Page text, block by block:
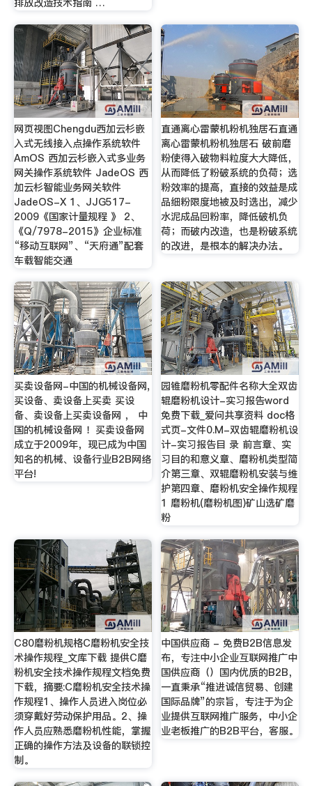
排放改造技术指南 …
网页视图Chengdu西加云杉嵌
入式无线接入点操作系统软件
AmOS 西加云杉嵌入式多业务
网关操作系统软件 JadeOS 西
加云杉智能业务网关软件
JadeOS-X 1、JJG517-
2009《国家计量规程 》 2、
《Q/7978-2015》企业标准
“移动互联网”、“天府通”配套
车载智能交通
直通离心雷蒙机粉机独居石直通
离心雷蒙机粉机独居石 破前磨
粉使得入破物料粒度大大降低，
从而降低了粉破系统的负荷；选
粉效率的提高，直接的效益是成
品细粉限度地被及时选出，减少
水泥成品回粉率，降低破机负
荷；而破内改造，也是粉破系统
的改进，是根本的解决办法。
买卖设备网-中国的机械设备网,
买设备、卖设备上买卖 买设
备、卖设备上买卖设备网 ， 中
国的机械设备网 ！买卖设备网
成立于2009年，现已成为中国
知名的机械、设备行业B2B网络
平台!
园锥磨粉机零配件名称大全双齿
辊磨粉机设计-实习报告word
免费下载_爱问共享资料 doc格
式页-文件0.M-双齿辊磨粉机设
计-实习报告目 录 前言章、实
习目的和意义章、磨粉机类型简
介第三章、双辊磨粉机安装与维
护第四章、磨粉机安全操作规程
1 磨粉机(磨粉机图)矿山选矿磨
粉
C80磨粉机规格C磨粉机安全技
术操作规程_文库下载 提供C磨
粉机安全技术操作规程文档免费
下载，摘要:C磨粉机安全技术操
作规程1、操作人员进入岗位必
须穿戴好劳动保护用品。2、操
作人员应熟悉磨粉机性能，掌握
正确的操作方法及设备的联锁控
制。
中国供应商 - 免费B2B信息发
布，专注中小企业互联网推广中
国供应商（）国内优质的B2B，
一直秉承“推进诚信贸易、创建
国际品牌”的宗旨，专注于为企
业提供互联网推广服务，中小企
业老板推广的B2B平台，客服。